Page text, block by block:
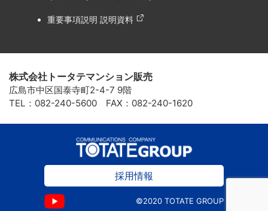
重要事項説明 説明資料
株式会社トータテマンション販売
広島市中区国泰寺町2-4-7 9階
TEL：082-240-5600 FAX：082-240-1620
採用情報
©2020 TOTATE GROUP